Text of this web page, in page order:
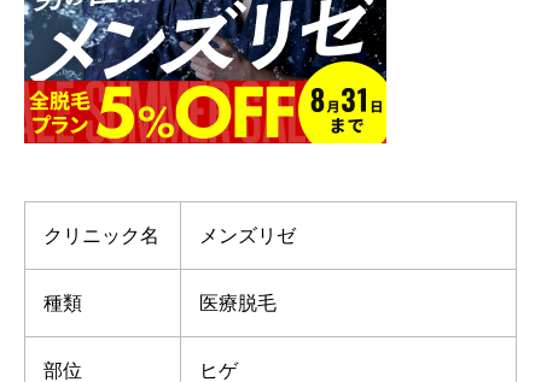
クリニック名 メンズリゼ
種類 医療脱毛
部位 ヒゲ